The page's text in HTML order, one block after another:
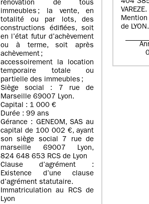
rénovation de tous
immeubles ; la vente, en
totalité ou par lots, des
constructions édifiées, soit
en l’état futur d’achèvement
ou à terme, soit après
achèvement ;
accessoirement la location
temporaire totale ou
partielle des immeubles ;
Siège social : 7 rue de
Marseille 69007 Lyon.
Capital : 1 000 €
Durée : 99 ans
Gérance : GENEOM, SAS au
capital de 100 002 €, ayant
son siège social 7 rue de
marseille 69007 Lyon,
824 648 653 RCS de Lyon
Clause d’agrément :
Existence d’une clause
d’agrément statutaire.
Immatriculation au RCS de
Lyon
404
VAREZE.
de LYON.